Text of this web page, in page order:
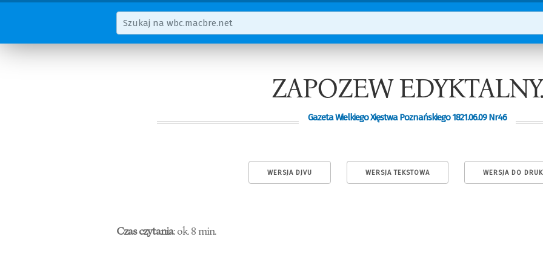
ZAPOZEW EDYKTALNY.
Gazeta Wielkiego Xięstwa Poznańskiego 1821.06.09 Nr46
WERSJA DJVU WERSJA TEKSTOWA WERSJA DO
Czas czytania: ok. 8 min.